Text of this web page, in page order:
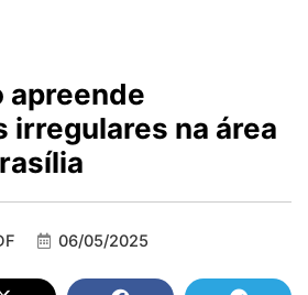
apreende
irregulares na área
06/05/2025